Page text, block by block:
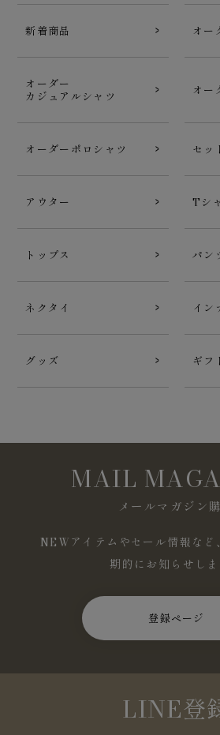
新着商品 オー
オーダー
カジュアルシャツ
オー
オーダーポロシャツ セッ
アウター Tシ
トップス パン
ネクタイ イン
グッズ ギフ
MAIL
メールマガジン
NEWアイテムやセール情報な
期的にお知らせしま
登録ページ
LINE登